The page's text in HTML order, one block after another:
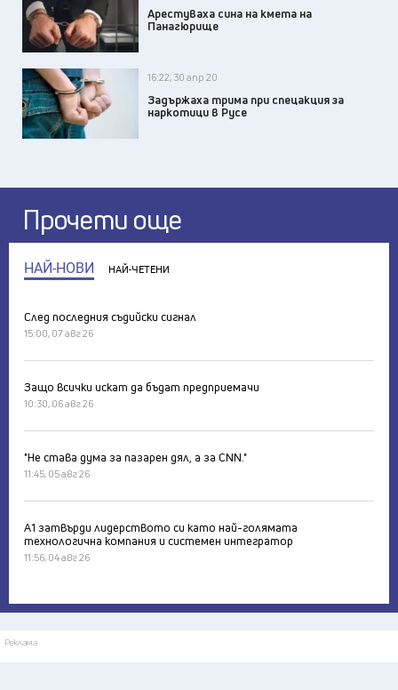
Арестуваха сина на кмета на
Панагюрище
16:22, 30 апр 20
Задържаха трима при спецакция за
наркотици в Русе
Прочети още
НАЙ-НОВИ НАЙ-ЧЕТЕНИ
След последния съдийски сигнал
15:00, 07 авг 26
Защо всички искат да бъдат предприемачи
10:30, 06 авг 26
"Не става дума за пазарен дял, а за CNN."
11:45, 05 авг 26
А1 затвърди лидерството си като най-голямата
технологична компания и системен интегратор
11:56, 04 авг 26
Реклама